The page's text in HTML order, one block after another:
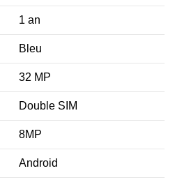
1 an
Bleu
32 MP
Double SIM
8MP
Android